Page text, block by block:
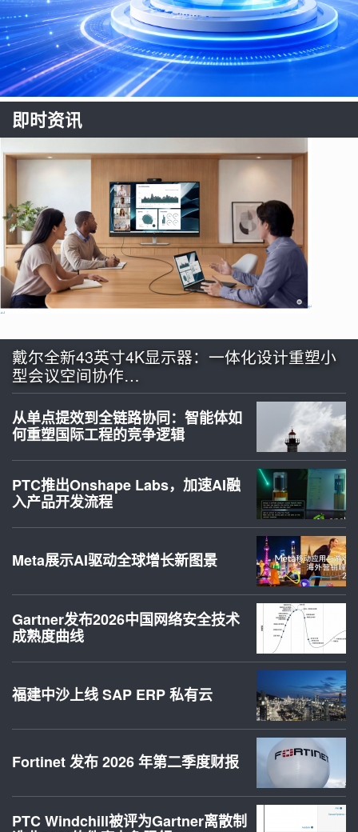
即时资讯
戴尔全新43英寸4K显示器：一体化设计重塑小
型会议空间协作…
从单点提效到全链路协同：智能体如
何重塑国际工程的竞争逻辑
PTC推出Onshape Labs，加速AI融
入产品开发流程
Meta展示AI驱动全球增长新图景
Gartner发布2026中国网络安全技术
成熟度曲线
福建中沙上线 SAP ERP 私有云
Fortinet 发布 2026 年第二季度财报
PTC Windchill被评为Gartner离散制